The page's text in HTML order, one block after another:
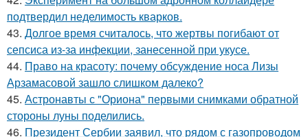
подтвердил неделимость кварков.
43. Долгое время считалось, что жертвы погибают от
сепсиса из-за инфекции, занесенной при укусе.
44. Право на красоту: почему обсуждение носа Лизы
Арзамасовой зашло слишком далеко?
45. Астронавты с "Ориона" первыми снимками обратной
стороны луны поделились.
46. Президент Сербии заявил, что рядом с газопроводом